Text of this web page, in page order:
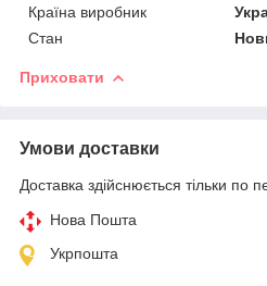
Країна виробник
Стан
Приховати
Умови доставки
Доставка здійснюється тільки по
Нова Пошта
Укрпошта